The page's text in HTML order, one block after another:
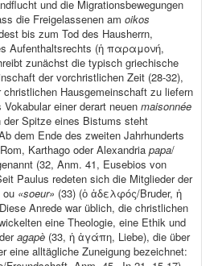
und die Migrationsbewegungen
die Freigelassenen am oikos
bis zum Tod des Hausherrn,
Aufenthaltsrechts (ἡ παραμονή,
zunächst die typisch griechische
der vorchristlichen Zeit (28-32),
Hausgemeinschaft zu liefern
einer derart neuen maisonnée
der Spitze eines Bistums steht
dem Ende des zweiten Jahrhunderts
Karthago oder Alexandria papa/
(32, Anm. 41, Eusebios von
Paulus redeten sich die Mitglieder der
ou «soeur» (33) (ὁ ἀδελφός/Bruder, ἡ
Anrede war üblich, die christlichen
eine Theologie, eine Ethik und
agapè (33, ἡ ἀγάπη, Liebe), die über
eine alltägliche Zuneigung bezeichnet: